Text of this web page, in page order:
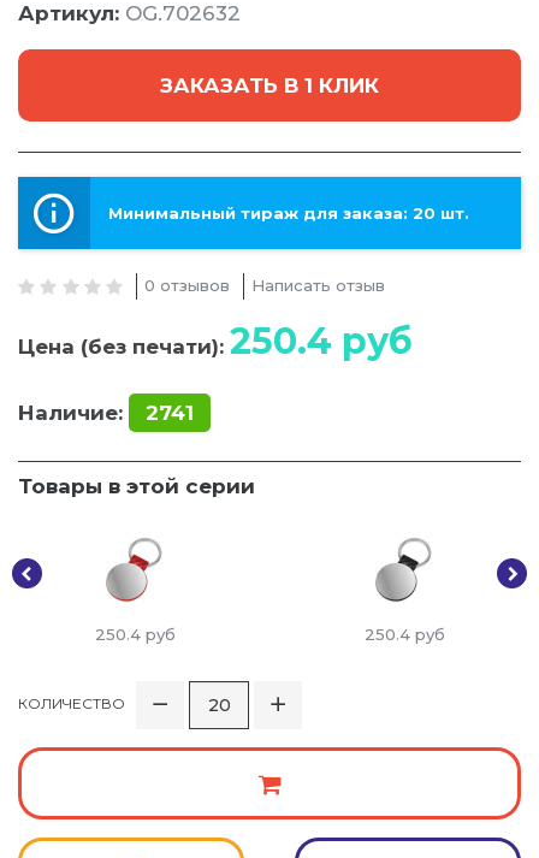
Артикул: OG.702632
ЗАКАЗАТЬ В 1 КЛИК
Минимальный тираж для заказа: 20 шт.
0 отзывов Написать отзыв
Цена (без печати): 250.4 руб
Наличие: 2741
Товары в этой серии
250.4руб 250.4руб
КОЛИЧЕСТВО